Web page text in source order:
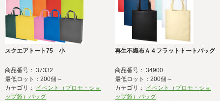
スクエアトート75 小
商品番号： 37332
最低ロット：200個～
カテゴリ： イベント（プロモ・ショ
ップ袋）バッグ
再生不織布Ａ４フラットトートバッグ
商品番号： 34900
最低ロット：200個～
カテゴリ： イベント（プロモ・ショ
ップ袋）バッグ